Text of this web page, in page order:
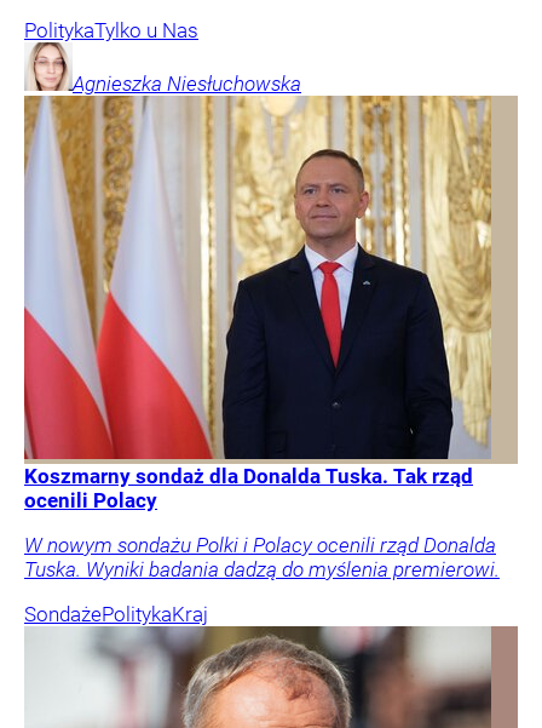
PolitykaTylko u Nas
Agnieszka Niesłuchowska
Koszmarny sondaż dla Donalda Tuska. Tak rząd
ocenili Polacy
W nowym sondażu Polki i Polacy ocenili rząd Donalda
Tuska. Wyniki badania dadzą do myślenia premierowi.
SondażePolitykaKraj